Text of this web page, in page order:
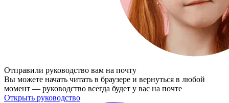
Отправили руководство вам на почту
Вы можете начать читать в браузере и вернуться в любой
момент — руководство всегда будет у вас на почте
Открыть руководство